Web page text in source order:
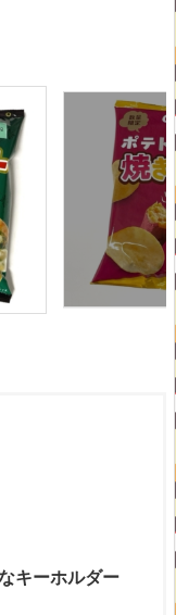
キーホルダー